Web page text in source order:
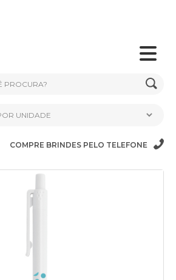
COMPRE BRINDES PELO TELEFONE